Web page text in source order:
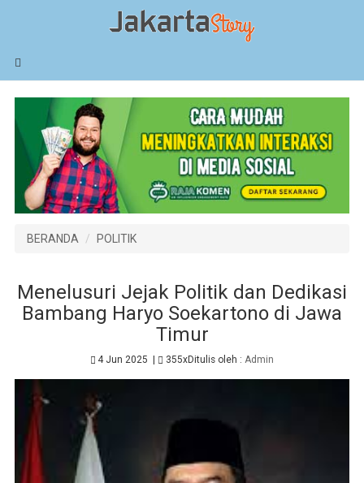
BERANDA POLITIK
Menelusuri Jejak Politik dan Dedikasi
Bambang Haryo Soekartono di Jawa
Timur
4 Jun 2025 355xDitulis oleh :Admin